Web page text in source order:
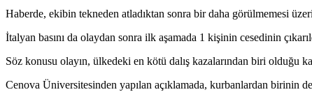
Haberde, ekibin tekneden atladıktan sonra bir daha görülmemesi
İtalyan basını da olaydan sonra ilk aşamada 1 kişinin cesedinin
Söz konusu olayın, ülkedeki en kötü dalış kazalarından biri olduğu
Cenova Üniversitesinden yapılan açıklamada, kurbanlardan birinin